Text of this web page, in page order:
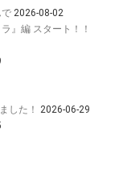
2026-08-02
』編 スタート！！
した！ 2026-06-29